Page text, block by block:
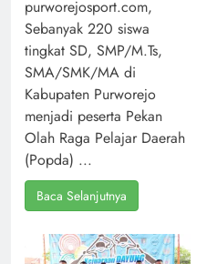
purworejosport.com,
Sebanyak 220 siswa
tingkat SD, SMP/M.Ts,
SMA/SMK/MA di
Kabupaten Purworejo
menjadi peserta Pekan
Olah Raga Pelajar Daerah
(Popda) ...
Baca Selanjutnya